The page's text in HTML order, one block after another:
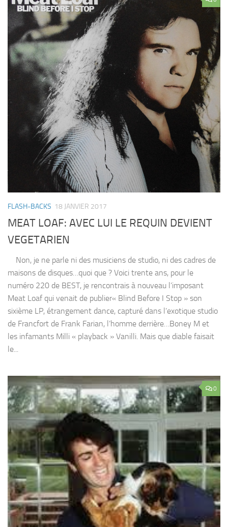
FLASH-BACKS 18 JANVIER 2017
MEAT LOAF: AVEC LUI LE REQUIN DEVIENT
VEGETARIEN
Non, je ne parle ni des musiciens de studio, ni des cadres de
maisons de disques…quoi que ? Voici trente ans, pour le
numéro 220 de BEST, je rencontrais à nouveau l’imposant
Meat Loaf qui venait de publier« Blind Before I Stop » son
sixième LP, étrangement dance, capturé dans l’exotique studio
de Francfort de Frank Farian, l’homme derrière…Boney M et
les infamants Milli « playback » Vanilli. Mais que diable faisait
le...
0